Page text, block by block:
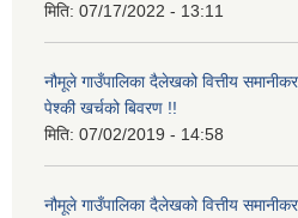
मिति: 07/17/2022 - 13:11
नौमूले गाउँपालिका दैलेखको वित्तीय
पेश्की खर्चको बिवरण !!
मिति: 07/02/2019 - 14:58
नौमूले गाउँपालिका दैलेखको वित्तीय